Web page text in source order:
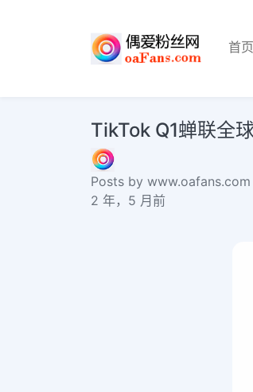
首页
TikTok Q1蝉联全
Posts by
2 年，5 月前